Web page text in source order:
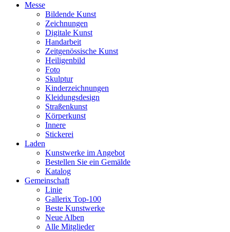
Messe
Bildende Kunst
Zeichnungen
Digitale Kunst
Handarbeit
Zeitgenössische Kunst
Heiligenbild
Foto
Skulptur
Kinderzeichnungen
Kleidungsdesign
Straßenkunst
Körperkunst
Innere
Stickerei
Laden
Kunstwerke im Angebot
Bestellen Sie ein Gemälde
Katalog
Gemeinschaft
Linie
Gallerix Top-100
Beste Kunstwerke
Neue Alben
Alle Mitglieder